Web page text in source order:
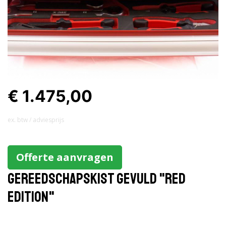
€ 1.475,00
ex. btw / adviesprijs
Offerte aanvragen
Gereedschapskist gevuld "Red
edition"